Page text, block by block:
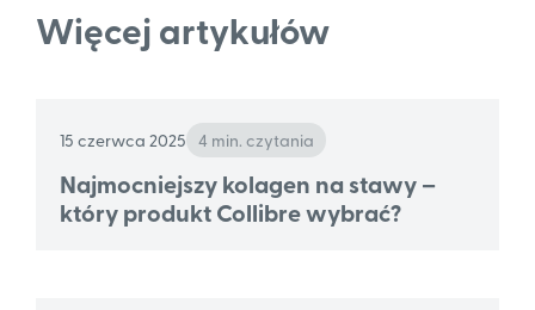
Więcej artykułów
15 czerwca 2025 4 min. czytania
Najmocniejszy kolagen na stawy –
który produkt Collibre wybrać?